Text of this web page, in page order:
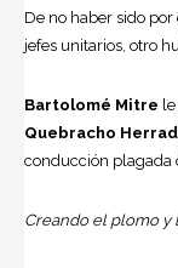
De no haber sido
jefes unitarios, otro
Bartolomé Mitre
Quebracho
conducción plagada
Creando el plomo y